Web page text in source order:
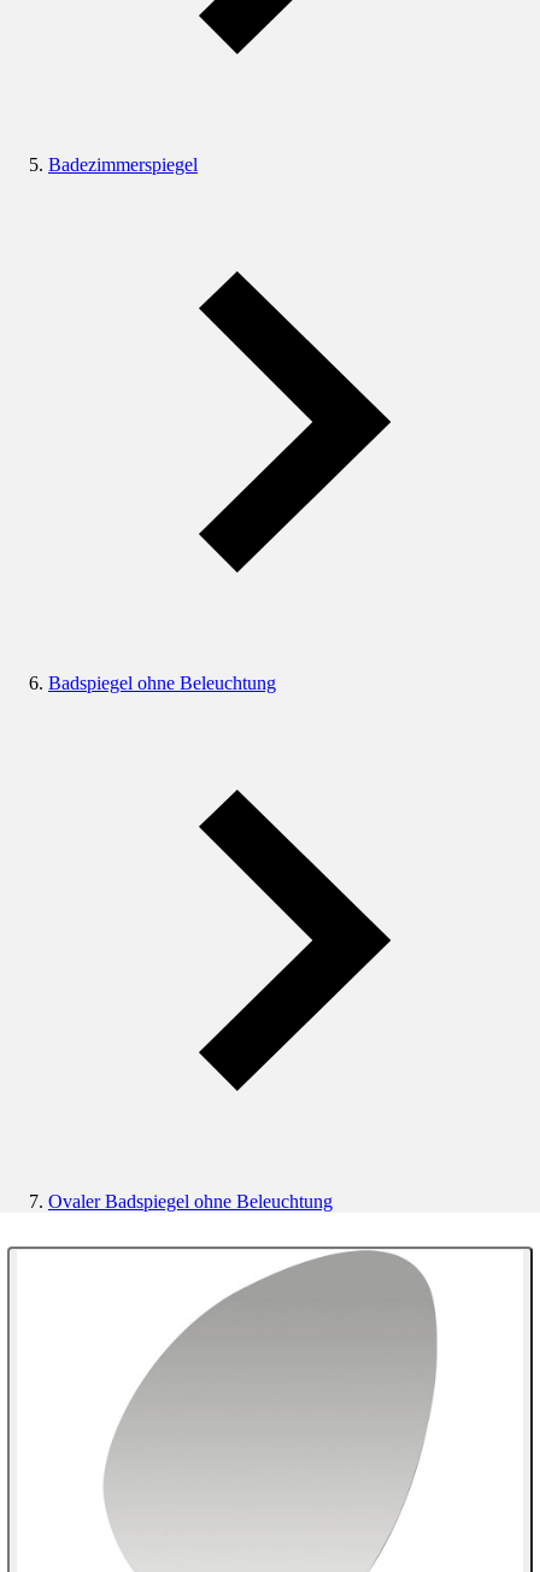
Badezimmerspiegel
Badspiegel ohne Beleuchtung
Ovaler Badspiegel ohne Beleuchtung